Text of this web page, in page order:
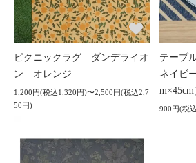
ピクニックラグ ダンデライオ
ン オレンジ
1,200円(税込1,320円)〜2,500円(税込2,7
50円)
テーブ
ネイビ
900円(税